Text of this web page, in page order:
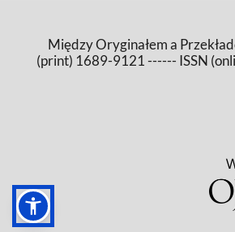
Między Oryginałem a
(print) 1689-9121 ------ ISSN